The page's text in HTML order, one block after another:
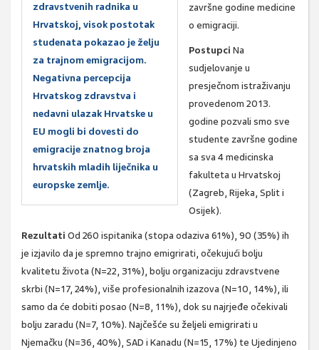
zdravstvenih radnika u
Hrvatskoj, visok postotak
studenata pokazao je želju
za trajnom emigracijom.
Negativna percepcija
Hrvatskog zdravstva i
nedavni ulazak Hrvatske u
EU mogli bi dovesti do
emigracije znatnog broja
hrvatskih mladih liječnika u
europske zemlje.
završne godine medicine
o emigraciji.
Postupci Na
sudjelovanje u
presječnom istraživanju
provedenom 2013.
godine pozvali smo sve
studente završne godine
sa sva 4 medicinska
fakulteta u Hrvatskoj
(Zagreb, Rijeka, Split i
Osijek).
Rezultati Od 260 ispitanika (stopa odaziva 61%), 90 (35%) ih
je izjavilo da je spremno trajno emigrirati, očekujući bolju
kvalitetu života (N=22, 31%), bolju organizaciju zdravstvene
skrbi (N=17, 24%), više profesionalnih izazova (N=10, 14%), ili
samo da će dobiti posao (N=8, 11%), dok su najrjeđe očekivali
bolju zaradu (N=7, 10%). Najčešće su željeli emigrirati u
Njemačku (N=36, 40%), SAD i Kanadu (N=15, 17%) te Ujedinjeno